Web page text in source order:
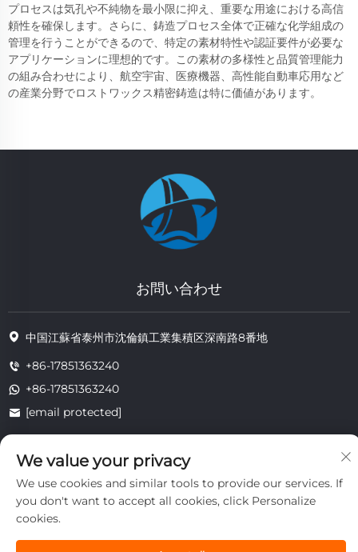
プロセスは気孔や不純物を最小限に抑え、重要な用途における高信
頼性を確保します。さらに、鋳造プロセス全体で正確な化学組成の
管理を行うことができるので、特定の素材特性や認証要件が必要な
アプリケーションに理想的です。この素材の多様性と品質管理能力
の組み合わせにより、航空宇宙、医療機器、高性能自動車応用など
の産業分野でロストワックス精密鋳造は特に価値があります。
お問い合わせ
中国江蘇省泰州市沈倫鎮工業集積区深南路8番地
+86-17851363240
+86-17851363240
[email protected]
著作権 © 2025 江蘇省通州耐熱技術有限公司。すべての権利は留保されま
す。
プライバシー
We value your privacy
We use cookies and similar tools to provide our services. If
you don't want to accept all cookies, click Personalize
cookies.